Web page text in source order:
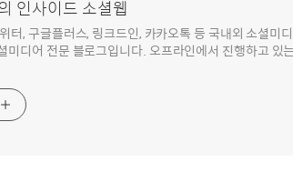
인사이드 소셜웹
터, 구글플러스, 링크드인, 카카오톡 등 국내외 소셜미
미디어 전문 블로그입니다. 오프라인에서 진행하고 있